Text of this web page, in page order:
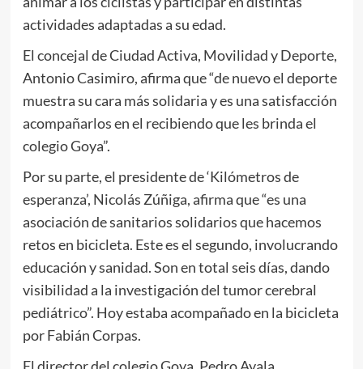
actividades adaptadas a su edad.
El concejal de Ciudad Activa, Movilidad y Deporte,
Antonio Casimiro, afirma que “de nuevo el deporte
muestra su cara más solidaria y es una satisfacción
acompañarlos en el recibiendo que les brinda el
colegio Goya”.
Por su parte, el presidente de ‘Kilómetros de
esperanza’, Nicolás Zúñiga, afirma que “es una
asociación de sanitarios solidarios que hacemos
retos en bicicleta. Este es el segundo, involucrando
educación y sanidad. Son en total seis días, dando
visibilidad a la investigación del tumor cerebral
pediátrico”. Hoy estaba acompañado en la bicicleta
por Fabián Corpas.